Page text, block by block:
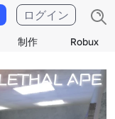
制作 Robux
ログイン